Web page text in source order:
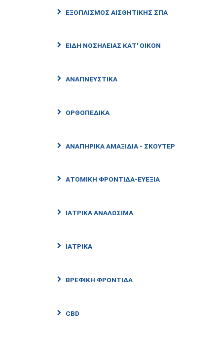
ΕΞΟΠΛΙΣΜΌΣ ΑΙΣΘΗΤΙΚΉΣ ΣΠΑ
ΕΊΔΗ ΝΟΣΗΛΕΊΑΣ ΚΑΤ' ΟΊΚΟΝ
ΑΝΑΠΝΕΥΣΤΙΚΆ
ΟΡΘΟΠΕΔΙΚΆ
ΑΝΑΠΗΡΙΚΆ ΑΜΑΞΊΔΙΑ - ΣΚΟΎΤΕΡ
ΑΤΟΜΙΚΉ ΦΡΟΝΤΊΔΑ-ΕΥΕΞΊΑ
ΙΑΤΡΙΚΆ ΑΝΑΛΏΣΙΜΑ
ΙΑΤΡΙΚΑ
ΒΡΕΦΙΚΗ ΦΡΟΝΤΊΔΑ
CBD